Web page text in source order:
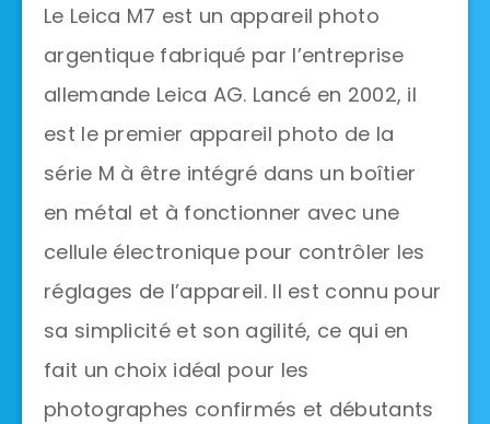
Le Leica M7 est un appareil photo
argentique fabriqué par l’entreprise
allemande Leica AG. Lancé en 2002, il
est le premier appareil photo de la
série M à être intégré dans un boîtier
en métal et à fonctionner avec une
cellule électronique pour contrôler les
réglages de l’appareil. Il est connu pour
sa simplicité et son agilité, ce qui en
fait un choix idéal pour les
photographes confirmés et débutants